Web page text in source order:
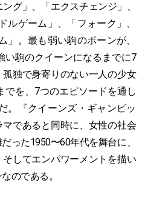
グ」、「エクスチェンジ」、
ルゲーム」、「フォーク」、
」。最も弱い駒のポーンが、
い駒のクイーンになるまでに7
独で身寄りのない一人の少女
でを、7つのエピソードを通し
。『クイーンズ・ギャンビッ
マであると同時に、女性の社会
った1950〜60年代を舞台に、
してエンパワーメントを描い
のである。